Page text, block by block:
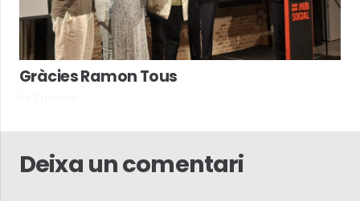
Gràcies Ramon Tous
Deixa un comentari